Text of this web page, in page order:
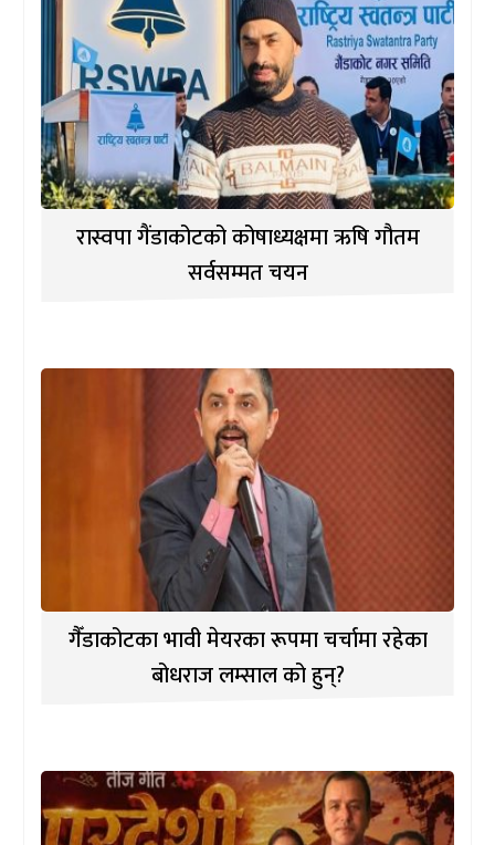
रास्वपा गैंडाकोटको कोषाध्यक्षमा ऋषि गौतम
सर्वसम्मत चयन
गैँडाकोटका भावी मेयरका रूपमा चर्चामा रहेका
बोधराज लम्साल को हुन्?